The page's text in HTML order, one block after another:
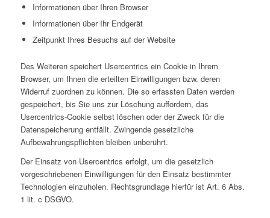
Informationen über Ihren Browser
Informationen über Ihr Endgerät
Zeitpunkt Ihres Besuchs auf der Website
Des Weiteren speichert Usercentrics ein Cookie in Ihrem
Browser, um Ihnen die erteilten Einwilligungen bzw. deren
Widerruf zuordnen zu können. Die so erfassten Daten werden
gespeichert, bis Sie uns zur Löschung auffordern, das
Usercentrics-Cookie selbst löschen oder der Zweck für die
Datenspeicherung entfällt. Zwingende gesetzliche
Aufbewahrungspflichten bleiben unberührt.
Der Einsatz von Usercentrics erfolgt, um die gesetzlich
vorgeschriebenen Einwilligungen für den Einsatz bestimmter
Technologien einzuholen. Rechtsgrundlage hierfür ist Art. 6 Abs.
1 lit. c DSGVO.